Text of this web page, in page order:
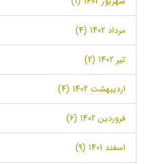
مرداد 1402 (4)
تیر 1402 (2)
اردیبهشت 1402 (4)
فروردین 1402 (6)
اسفند 1401 (9)